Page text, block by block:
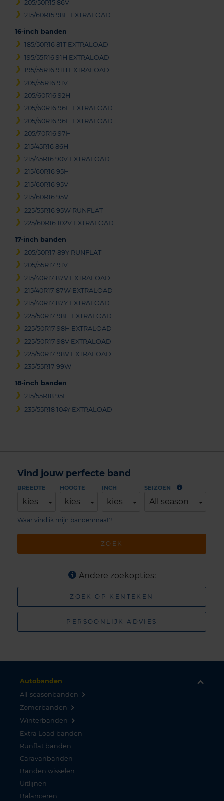
205/50R15 86V
215/60R15 98H EXTRALOAD
16-inch banden
185/50R16 81T EXTRALOAD
195/55R16 91H EXTRALOAD
195/55R16 91H EXTRALOAD
205/55R16 91V
205/60R16 92H
205/60R16 96H EXTRALOAD
205/60R16 96H EXTRALOAD
205/70R16 97H
215/45R16 86H
215/45R16 90V EXTRALOAD
215/60R16 95H
215/60R16 95V
215/60R16 95V
225/55R16 95W RUNFLAT
225/60R16 102V EXTRALOAD
17-inch banden
205/50R17 89Y RUNFLAT
205/55R17 91V
215/40R17 87V EXTRALOAD
215/40R17 87W EXTRALOAD
215/40R17 87Y EXTRALOAD
225/50R17 98H EXTRALOAD
225/50R17 98H EXTRALOAD
225/50R17 98V EXTRALOAD
225/50R17 98V EXTRALOAD
235/55R17 99W
18-inch banden
215/55R18 95H
235/55R18 104Y EXTRALOAD
Vind jouw perfecte band
BREEDTE
kies
HOOGTE
kies
INCH
kies
SEIZOEN
All season
ZOEK
Waar vind ik mijn bandenmaat?
Andere zoekopties:
ZOEK OP KENTEKEN
PERSOONLIJK ADVIES
Autobanden
All-seasonbanden
Zomerbanden
Winterbanden
Extra Load banden
Runflat banden
Caravanbanden
Banden wisselen
Uitlijnen
Balanceren